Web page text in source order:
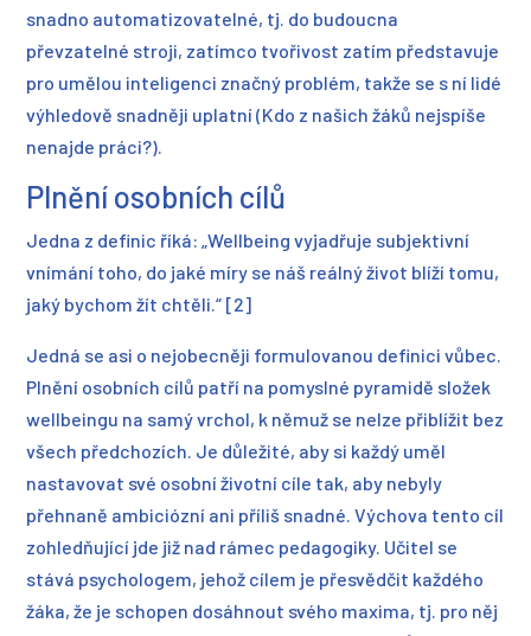
snadno automatizovatelné, tj. do budoucna
převzatelné stroji, zatímco tvořivost zatím představuje
pro umělou inteligenci značný problém, takže se s ní lidé
výhledově snadněji uplatní (Kdo z našich žáků nejspíše
nenajde práci?).
Plnění osobních cílů
Jedna z definic říká: „Wellbeing vyjadřuje subjektivní
vnímání toho, do jaké míry se náš reálný život blíží tomu,
jaký bychom žít chtěli.“ [2]
Jedná se asi o nejobecněji formulovanou definici vůbec.
Plnění osobních cílů patří na pomyslné pyramidě složek
wellbeingu na samý vrchol, k němuž se nelze přiblížit bez
všech předchozích. Je důležité, aby si každý uměl
nastavovat své osobní životní cíle tak, aby nebyly
přehnaně ambiciózní ani příliš snadné. Výchova tento cíl
zohledňující jde již nad rámec pedagogiky. Učitel se
stává psychologem, jehož cílem je přesvědčit každého
žáka, že je schopen dosáhnout svého maxima, tj. pro něj